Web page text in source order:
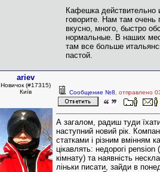
Кафешка действительно
говорите. Нам там очень
вкусно, много, быстро
нормальные. В наших
там все больше
пастой.
ariev
Новичок (#17315)
Київ
Сообщение №8 , отправлено
А загалом, радиш туди
наступний новий рік.
статками і різним вмінням
цікавлять: недорогі pension
кімнату) та наявність
ліньки писати, зайди в